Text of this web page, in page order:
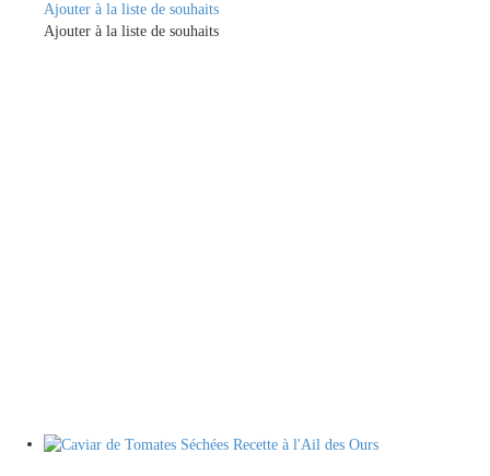
Ajouter à la liste de souhaits
Ajouter à la liste de souhaits